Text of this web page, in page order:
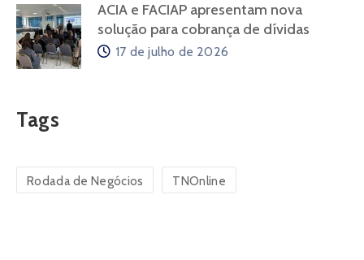
ACIA e FACIAP apresentam nova
solução para cobrança de dívidas
17 de julho de 2026
Tags
Rodada de Negócios TNOnline